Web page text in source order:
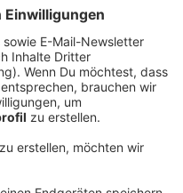
werden ab
verlegt.
gar nicht
einen digitalen
nicht habt und ihr
Kabelbuchse